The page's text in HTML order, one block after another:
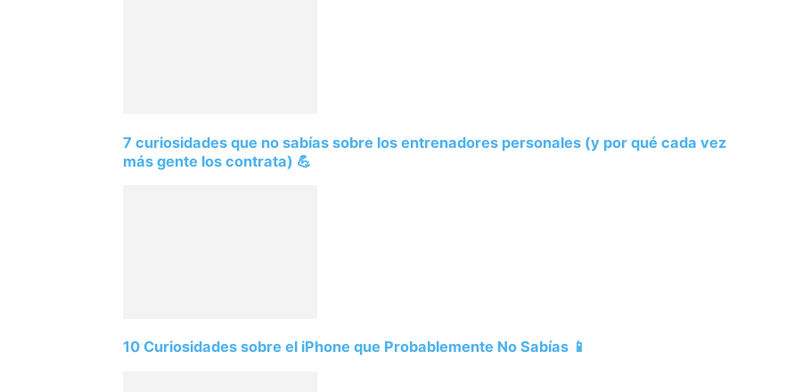
7 curiosidades que no sabías sobre los entrenadores personales (y por qué cada vez
más gente los contrata) 💪
10 Curiosidades sobre el iPhone que Probablemente No Sabías 📱